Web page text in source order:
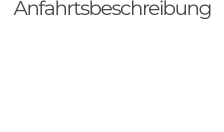
Anfahrtsbeschreibung